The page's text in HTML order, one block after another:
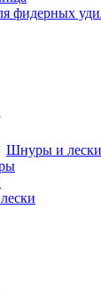
фидерных
Шнуры и лески